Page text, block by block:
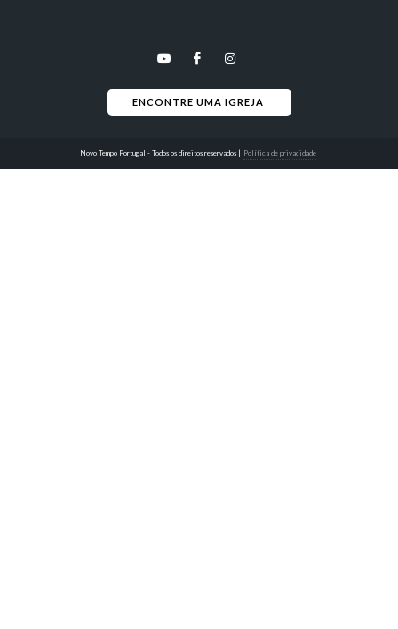
ENCONTRE UMA IGREJA
Novo Tempo Portugal - Todos os direitos reservados| Política de privacidade